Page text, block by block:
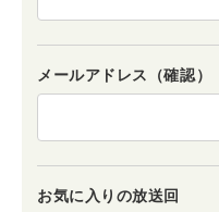
メールアドレス（確認）
お気に入りの放送回